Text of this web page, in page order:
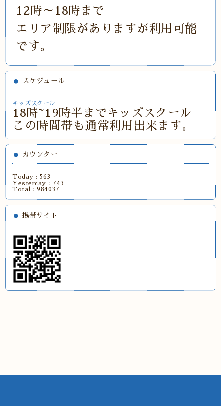
12時～18時まで
エリア制限がありますが利用可能
です。
スケジュール
キッズスクール
18時~19時半までキッズスクール
この時間帯も通常利用出来ます。
カウンター
Today :563
Yesterday :
743
Total :984037
携帯サイト